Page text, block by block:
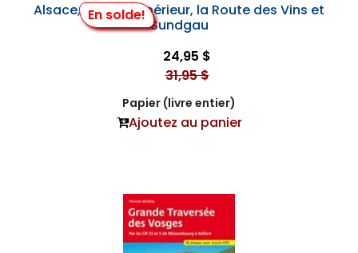
En solde!
Alsace, le Rhin Supérieur, la Route des Vins et
Sundgau
24,95 $
31,95 $
Papier (livre entier)
Ajoutez au panier